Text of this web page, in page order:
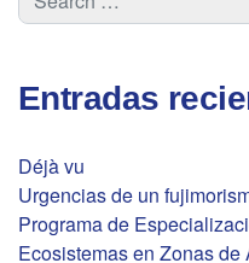
Entradas
Déjà vu
Urgencias de un
Programa de
Ecosistemas en Zonas